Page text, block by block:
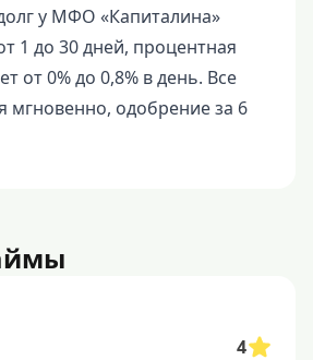
у МФО «Капиталина»
1 до 30 дней, процентная
от 0% до 0,8% в день. Все
мгновенно, одобрение за 6
4